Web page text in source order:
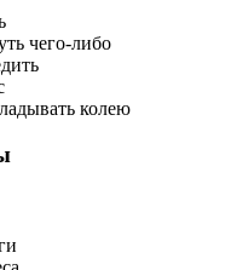
чего-либо
колею